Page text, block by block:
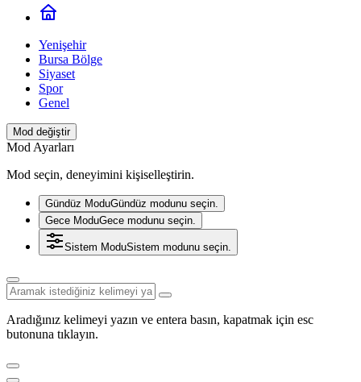
Yenişehir
Bursa Bölge
Siyaset
Spor
Genel
Mod değiştir
Mod Ayarları
Mod seçin, deneyimini kişiselleştirin.
Gündüz ModuGündüz modunu seçin.
Gece ModuGece modunu seçin.
Sistem ModuSistem modunu seçin.
Aradığınız kelimeyi yazın ve entera basın, kapatmak için esc
butonuna tıklayın.